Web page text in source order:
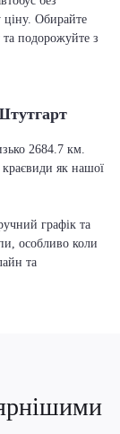
ціну. Обирайте
та подорожуйте з
2684.7 км.
як нашої
графік та
особливо коли
та